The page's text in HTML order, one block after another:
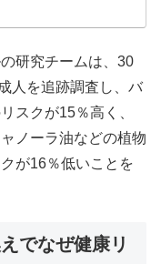
研究チームは、30
人を追跡調査し、バ
スクが15％高く、
ノーラ油などの植物
が16％低いことを
でなぜ健康リ